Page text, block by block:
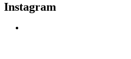
Instagram